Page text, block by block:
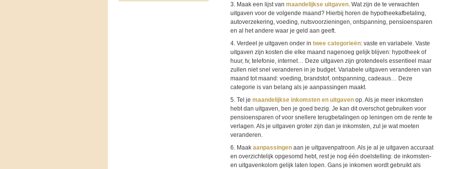
3. Maak een lijst van maandelijkse uitgaven. Wat zijn de te verwachten
uitgaven voor de volgende maand? Hierbij horen de hypotheekafbetaling,
autoverzekering, voeding, nutsvoorzieningen, ontspanning, pensioensparen
en al het andere waar je geld aan geeft.
4. Verdeel je uitgaven onder in twee categorieën: vaste en variabele. Vaste
uitgaven zijn kosten die elke maand nagenoeg gelijk blijven: hypotheek of
huur, tv, telefonie, internet… Deze uitgaven zijn grotendeels essentieel maar
zullen niet snel veranderen in je budget. Variabele uitgaven veranderen van
maand tot maand: voeding, brandstof, ontspanning, cadeaus… Deze
categorie is van belang als je aanpassingen maakt.
5. Tel je maandelijkse inkomsten en uitgavenop. Als je meer inkomsten
hebt dan uitgaven, ben je goed bezig. Je kan dit overschot gebruiken voor
pensioensparen of voor snellere terugbetalingen op leningen om de rente te
verlagen. Als je uitgaven groter zijn dan je inkomsten, zul je wat moeten
veranderen.
6. Maak aanpassingen aan je uitgavenpatroon. Als je al je uitgaven accuraat
en overzichtelijk opgesomd hebt, rest je nog één doelstelling: de inkomsten-
en uitgavenkolom gelijk laten lopen. Gans je inkomen wordt gebruikt als